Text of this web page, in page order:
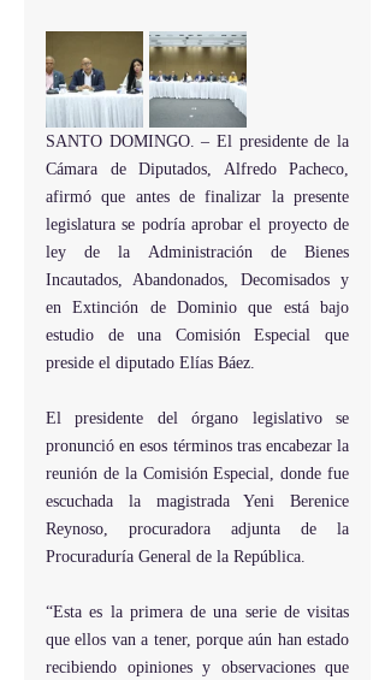
SANTO DOMINGO. – El presidente de la
Cámara de Diputados, Alfredo Pacheco,
afirmó que antes de finalizar la presente
legislatura se podría aprobar el proyecto de
ley de la Administración de Bienes
Incautados, Abandonados, Decomisados y
en Extinción de Dominio que está bajo
estudio de una Comisión Especial que
preside el diputado Elías Báez.
El presidente del órgano legislativo se
pronunció en esos términos tras encabezar la
reunión de la Comisión Especial, donde fue
escuchada la magistrada Yeni Berenice
Reynoso, procuradora adjunta de la
Procuraduría General de la República.
“Esta es la primera de una serie de visitas
que ellos van a tener, porque aún han estado
recibiendo opiniones y observaciones que